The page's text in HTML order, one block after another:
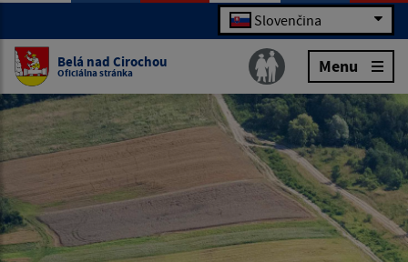
Slovenčina
Belá nad Cirochou
Oficiálna stránka Menu